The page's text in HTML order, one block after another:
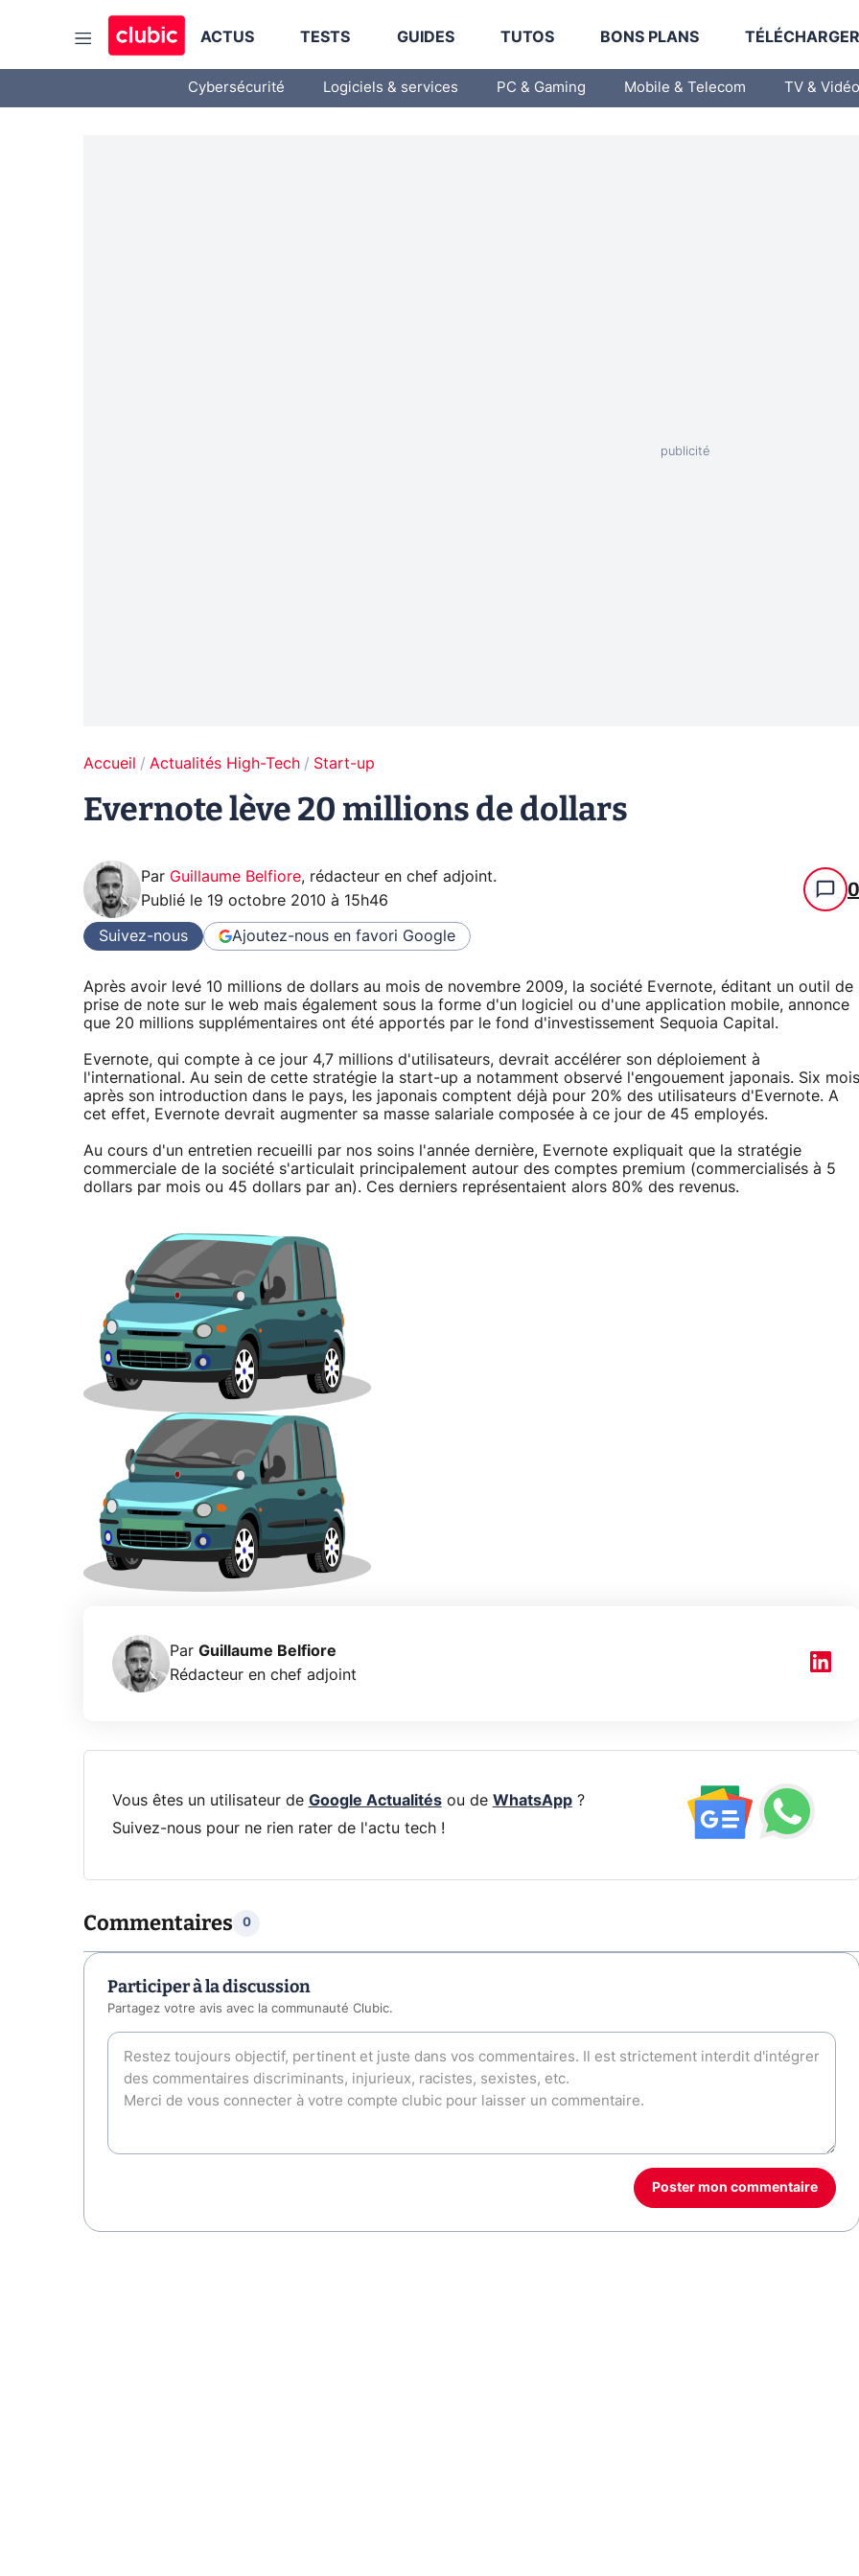
ACTUS TESTS GUIDES TUTOS BONS PLANS
Cybersécurité Logiciels & services PC & Gaming Mobile & Telecom TV & Vidéo
Accueil Actualités High-Tech Start-up
Evernote lève 20 millions de dollars
Par Guillaume Belfiore, rédacteur en chef adjoint.
Publié le 19 octobre 2010 à 15h46 0
Suivez-nous Ajoutez-nous en favori Google
Après avoir levé 10 millions de dollars au mois de novembre 2009, la société Evernote, éditant un outil de
prise de note sur le web mais également sous la forme d'un logiciel ou d'une application mobile, annonce
que 20 millions supplémentaires ont été apportés par le fond d'investissement Sequoia Capital.
Evernote, qui compte à ce jour 4,7 millions d'utilisateurs, devrait accélérer son déploiement à
l'international. Au sein de cette stratégie la start-up a notamment observé l'engouement japonais. Six mois
après son introduction dans le pays, les japonais comptent déjà pour 20% des utilisateurs d'Evernote. A
cet effet, Evernote devrait augmenter sa masse salariale composée à ce jour de 45 employés.
Au cours d'un entretien recueilli par nos soins l'année dernière, Evernote expliquait que la stratégie
commerciale de la société s'articulait principalement autour des comptes premium (commercialisés à 5
dollars par mois ou 45 dollars par an). Ces derniers représentaient alors 80% des revenus.
Par Guillaume Belfiore
Rédacteur en chef adjoint
Vous êtes un utilisateur de Google Actualitésou de WhatsApp?
Suivez-nous pour ne rien rater de l'actu tech !
Commentaires 0
Participer à la discussion
Partagez votre avis avec la communauté Clubic.
Poster mon commentaire